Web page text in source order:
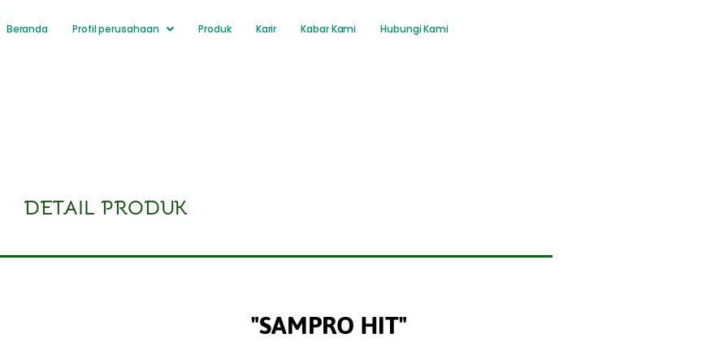
Beranda Profil perusahaan Produk Karir Kabar Kami Hubungi Kami
DETAIL PRODUK
"SAMPRO HIT"